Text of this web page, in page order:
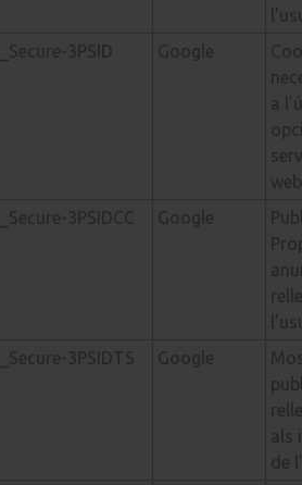
__Secure-3PSID Google
a
web
__Secure-3PSIDCC Google
__Secure-3PSIDTS Google
als
de